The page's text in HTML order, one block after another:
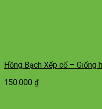
Hồng Bạch Xếp cổ – Giống
150.000 ₫